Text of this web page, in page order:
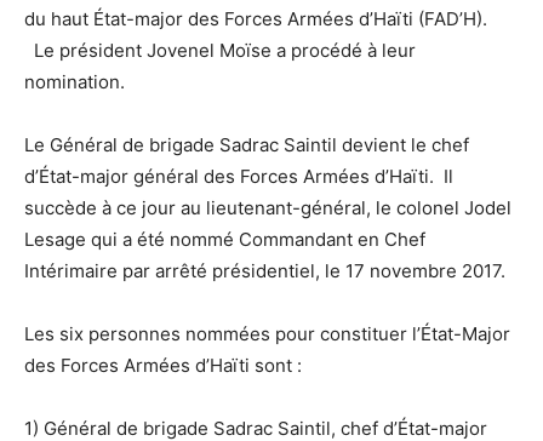
du haut État-major des Forces Armées d’Haïti (FAD’H).
Le président Jovenel Moïse a procédé à leur
nomination.
Le Général de brigade Sadrac Saintil devient le chef
d’État-major général des Forces Armées d’Haïti. Il
succède à ce jour au lieutenant-général, le colonel Jodel
Lesage qui a été nommé Commandant en Chef
Intérimaire par arrêté présidentiel, le 17 novembre 2017.
Les six personnes nommées pour constituer l’État-Major
des Forces Armées d’Haïti sont :
1) Général de brigade Sadrac Saintil, chef d’État-major